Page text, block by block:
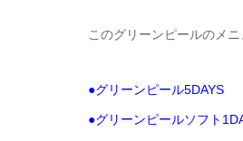
このグリーンピールのメ
●グリーンピール5DAYS
●グリーンピールソフト